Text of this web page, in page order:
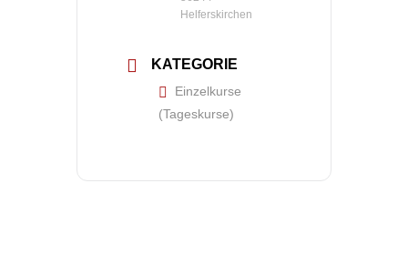
Helferskirchen
KATEGORIE
Einzelkurse
(Tageskurse)